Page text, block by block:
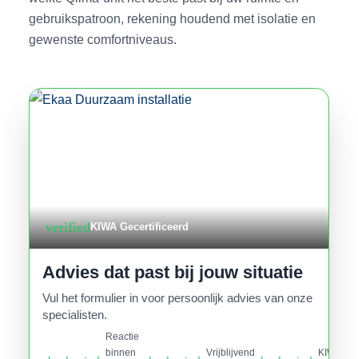
gebruikspatroon, rekening houdend met isolatie en
gewenste comfortniveaus.
verifiedKIWA Gecertificeerd
Advies dat past bij jouw situatie
Vul het formulier in voor persoonlijk advies van onze
specialisten.
Reactie
binnen
Vrijblijvend
KIWA